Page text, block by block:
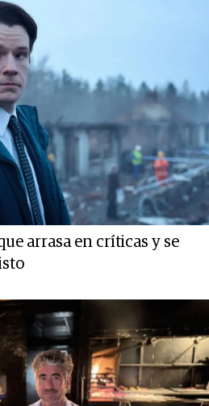
arrasa en críticas y se